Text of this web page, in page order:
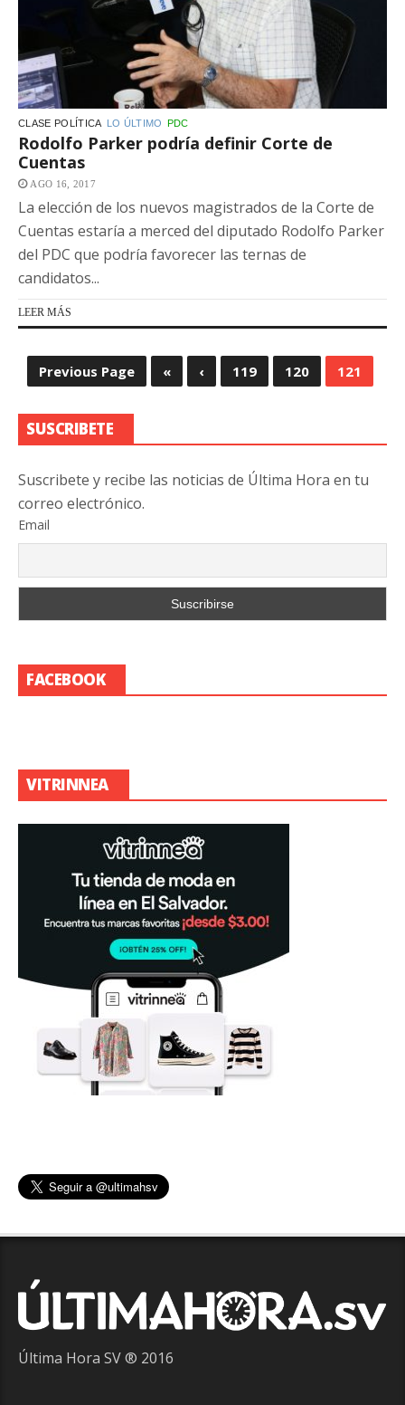
CLASE POLÍTICA LO ÚLTIMO PDC
Rodolfo Parker podría definir Corte de
Cuentas
AGO 16, 2017
La elección de los nuevos magistrados de la Corte de
Cuentas estaría a merced del diputado Rodolfo Parker
del PDC que podría favorecer las ternas de
candidatos...
LEER MÁS
Previous Page « ‹ 119 120 121
SUSCRIBETE
Suscribete y recibe las noticias de Última Hora en tu
correo electrónico.
Email
FACEBOOK
VITRINNEA
Última Hora SV ® 2016